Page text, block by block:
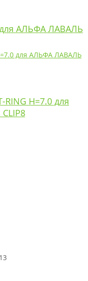
АЛЬФА ЛАВАЛЬ
H=7.0 для